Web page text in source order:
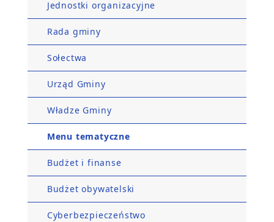
Jednostki organizacyjne
Rada gminy
Sołectwa
Urząd Gminy
Władze Gminy
Menu tematyczne
Budżet i finanse
Budżet obywatelski
Cyberbezpieczeństwo